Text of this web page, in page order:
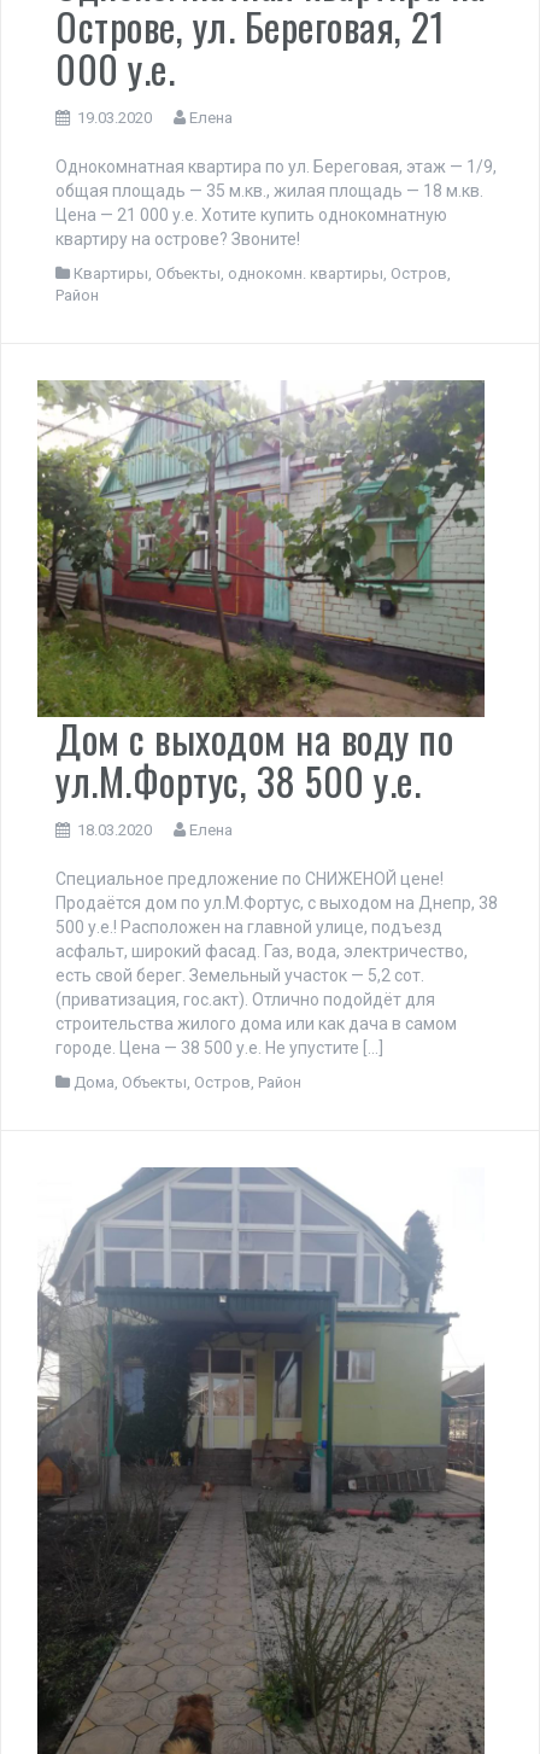
Острове, ул. Береговая, 21
000 у.е.
19.03.2020 Елена
Однокомнатная квартира по ул. Береговая, этаж — 1/9,
общая площадь — 35 м.кв., жилая площадь — 18 м.кв.
Цена — 21 000 у.е. Хотите купить однокомнатную
квартиру на острове? Звоните!
Квартиры, Объекты, однокомн. квартиры, Остров,
Район
Дом с выходом на воду по
ул.М.Фортус, 38 500 у.е.
18.03.2020 Елена
Специальное предложение по СНИЖЕНОЙ цене!
Продаётся дом по ул.М.Фортус, с выходом на Днепр, 38
500 у.е.! Расположен на главной улице, подъезд
асфальт, широкий фасад. Газ, вода, электричество,
есть свой берег. Земельный участок — 5,2 сот.
(приватизация, гос.акт). Отлично подойдёт для
строительства жилого дома или как дача в самом
городе. Цена — 38 500 у.е. Не упустите […]
Дома Объекты Остров Район